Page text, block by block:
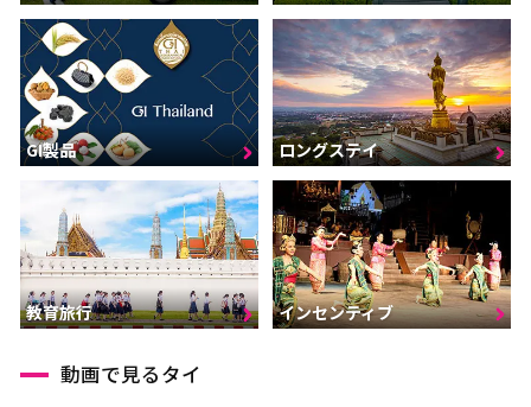
GI製品 ロングステイ
教育旅行 インセンティブ
動画で見るタイ